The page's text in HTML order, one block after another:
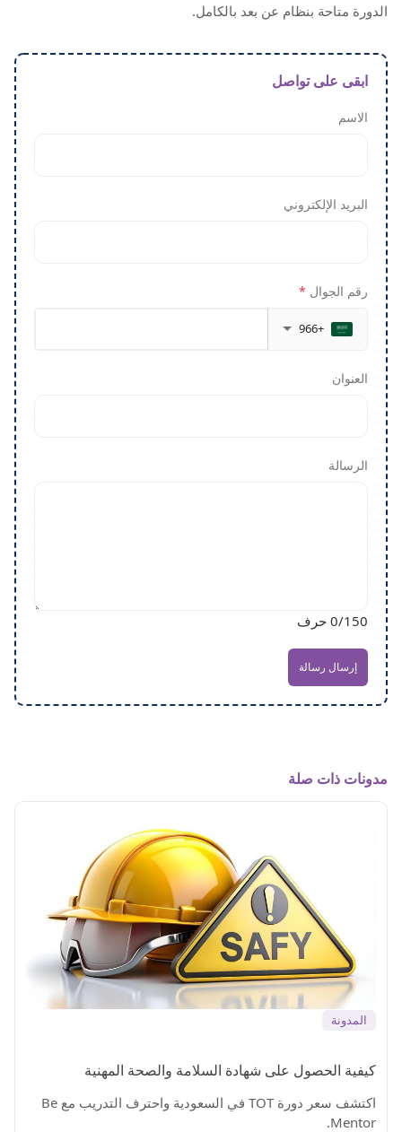
الدورة متاحة بنظام عن بعد بالكامل.
ابقى على تواصل
الاسم
البريد الإلكتروني
رقم الجوال *
+966
العنوان
الرسالة
0/150 حرف
إرسال رسالة
مدونات ذات صلة
المدونة
كيفية الحصول على شهادة السلامة والصحة المهنية
اكتشف سعر دورة TOT في السعودية واحترف التدريب مع Be
Mentor.